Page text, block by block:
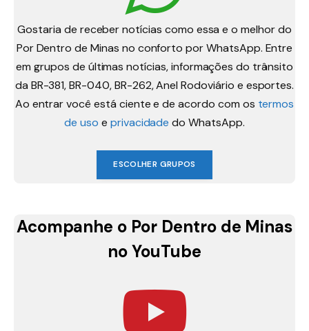
Gostaria de receber notícias como essa e o melhor do
Por Dentro de Minas no conforto por WhatsApp. Entre
em grupos de últimas notícias, informações do trânsito
da BR-381, BR-040, BR-262, Anel Rodoviário e esportes.
Ao entrar você está ciente e de acordo com os termos
de uso e privacidade do WhatsApp.
ESCOLHER GRUPOS
Acompanhe o Por Dentro de Minas
no YouTube